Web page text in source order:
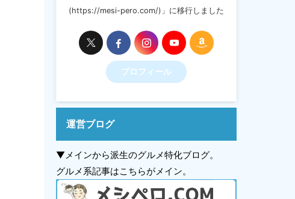
(https://mesi-pero.com/)」に移行しました
プロフィール
運営ブログ
▼メインから派生のグルメ特化ブログ。
グルメ系記事はこちらがメイン。